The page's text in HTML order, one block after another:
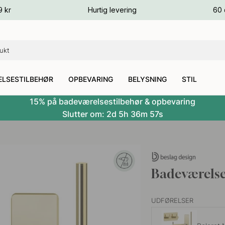
kr Hurtig levering 60
OPBEVARING BELYSNING STIL
15% på badeværelsestilbehør & opbevaring
Slutter om: 2d 5h 36m 56s
UDFØRELSER